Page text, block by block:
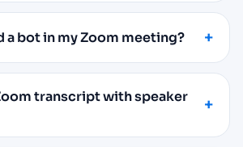
a bot in my Zoom meeting?
transcript with speaker